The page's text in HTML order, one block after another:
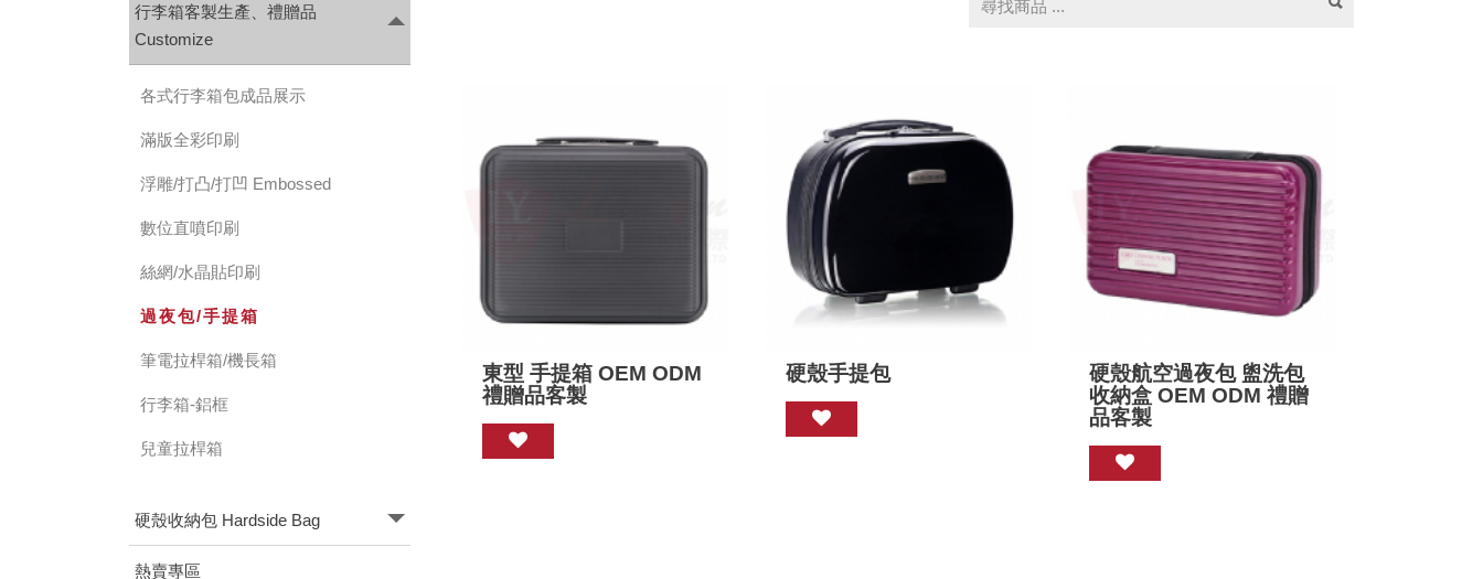
行李箱客製生產、禮贈品
Customize
各式行李箱包成品展示
滿版全彩印刷
浮雕/打凸/打凹 Embossed
數位直噴印刷
絲網/水晶貼印刷
過夜包/手提箱
筆電拉桿箱/機長箱
行李箱-鋁框
兒童拉桿箱
硬殼收納包 Hardside Bag
熱賣專區
東型 手提箱 OEM ODM
禮贈品客製
硬殼手提包
硬殼航空過夜包 盥洗包
收納盒 OEM ODM 禮贈
品客製